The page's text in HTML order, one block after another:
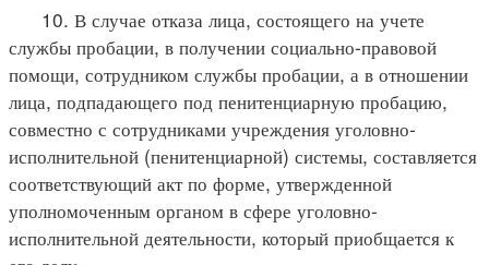
10. В случае отказа лица, состоящего на учете
службы пробации, в получении социально-правовой
помощи, сотрудником службы пробации, а в отношении
лица, подпадающего под пенитенциарную пробацию,
совместно с сотрудниками учреждения уголовно-
исполнительной (пенитенциарной) системы, составляется
соответствующий акт по форме, утвержденной
уполномоченным органом в сфере уголовно-
исполнительной деятельности, который приобщается к